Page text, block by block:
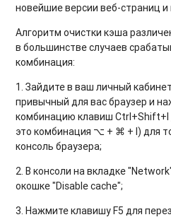
новейшие версии веб-страниц и
Алгоритм очистки кэша
в большинстве случаев
комбинация:
1. Зайдите в ваш личный
привычный для вас браузер и
комбинацию клавиш Ctrl+Shift+I
это комбинация ⌥ + ⌘ + I) для
консоль браузера;
2. В консоли на вкладке
окошке "Disable cache";
3. Нажмите клавишу F5 для